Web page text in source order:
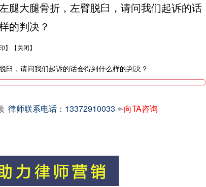
腿大腿骨折，左臂脱臼，请问我们起诉的话
的判决？
】【关闭】
臼，请问我们起诉的话会得到什么样的判决？
律师联系电话：13372910033 向TA咨询